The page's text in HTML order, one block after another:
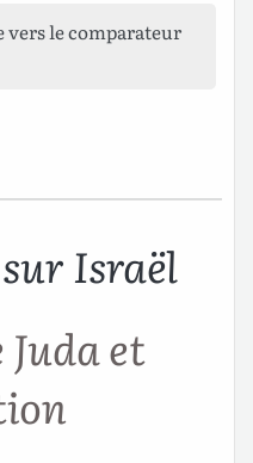
vers le comparateur
Israël
Juda et